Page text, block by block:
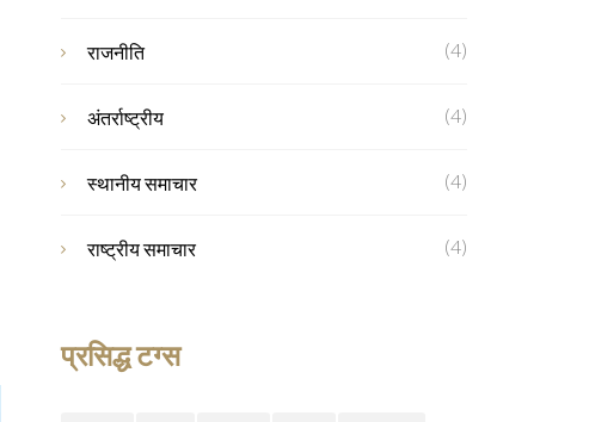
राजनीति (4)
अंतर्राष्ट्रीय (4)
स्थानीय समाचार (4)
राष्ट्रीय समाचार (4)
प्रसिद्ध टग्स